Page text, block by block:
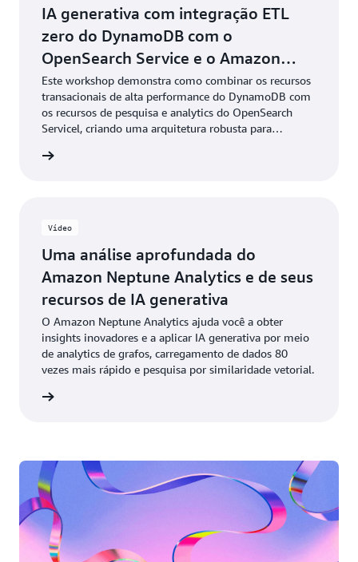
IA generativa com integração ETL
zero do DynamoDB com o
OpenSearch Service e o Amazon
Bedrock
Este workshop demonstra como combinar os recursos
transacionais de alta performance do DynamoDB com
os recursos de pesquisa e analytics do OpenSearch
Servicel, criando uma arquitetura robusta para
meio de exercícios práticos, você ganhará experiência
base em vetores.
Vídeo
Uma análise aprofundada do
Amazon Neptune Analytics e de seus
recursos de IA generativa
O Amazon Neptune Analytics ajuda você a obter
insights inovadores e a aplicar IA generativa por meio
de analytics de grafos, carregamento de dados 80
vezes mais rápido e pesquisa por similaridade vetorial.